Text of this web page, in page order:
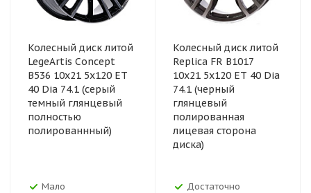
Колесный диск литой
LegeArtis Concept
B536 10x21 5x120 ET
40 Dia 74.1 (серый
темный глянцевый
полностью
полированнный)
Мало
Колесный диск литой
Replica FR B1017
10x21 5x120 ET 40 Dia
74.1 (черный
глянцевый
полированная
лицевая сторона
диска)
Достаточно